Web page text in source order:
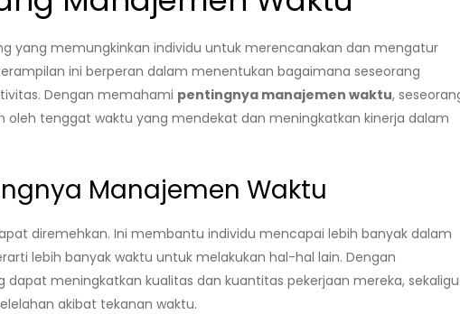
yang memungkinkan individu untuk merencanakan dan mengatur
ini berperan dalam menentukan bagaimana seseorang
Dengan memahami pentingnya manajemen waktu,
oleh tenggat waktu yang mendekat dan meningkatkan kinerja dalam
Manajemen Waktu
diremehkan. Ini membantu individu mencapai lebih banyak dalam
lebih banyak waktu untuk melakukan hal-hal lain. Dengan
dapat meningkatkan kualitas dan kuantitas pekerjaan mereka,
akibat tekanan waktu.